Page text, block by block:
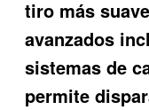
tiro más
avanzados
sistemas de
permite